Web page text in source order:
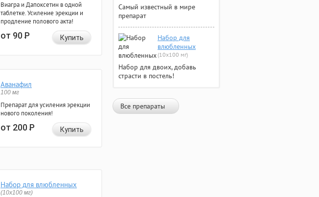
Виагра и Дапоксетин в одной
таблетке. Усиление эрекции и
продление полового акта!
от 90Р Купить
Аванафил
100 мг
Препарат для усиления эрекции
нового поколения!
от 200Р Купить
Набор для влюбленных
(10х100 мг)
Самый известный в мире
препарат
Набор для
влюбленных
(10х100 мг)
Набор для двоих, добавь
страсти в постель!
Все препараты